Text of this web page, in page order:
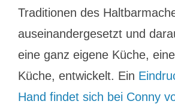
Traditionen des
auseinandergesetzt und
eine ganz eigene Küche,
Küche, entwickelt. Ein
Hand findet sich bei Conny